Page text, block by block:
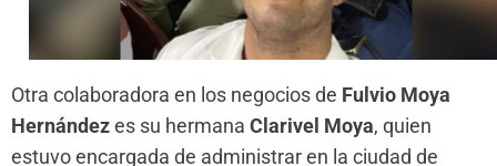
Otra colaboradora en los negocios de Fulvio Moya
Hernándezes su hermana Clarivel Moya, quien
estuvo encargada de administrar en la ciudad de